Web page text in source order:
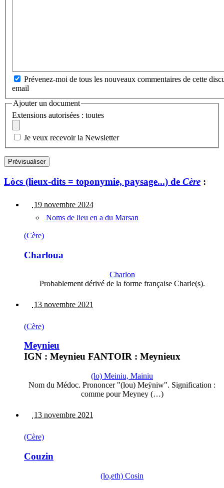
Prévenez-moi de tous les nouveaux commentaires de cette
email
Ajouter un document
Extensions autorisées : toutes
Je veux recevoir la Newsletter
Lòcs (lieux-dits = toponymie, paysage...) de Cère :
19 novembre 2024
Noms de lieu en a du Marsan
(Cère)
Charloua
Charlon
Probablement dérivé de la forme française Charle(s).
13 novembre 2021
(Cère)
Meynieu
IGN : Meynieu FANTOIR : Meynieux
(lo) Meiniu, Mainiu
Nom du Médoc. Prononcer "(lou) Meÿniw". Signification :
comme pour Meyney (…)
13 novembre 2021
(Cère)
Couzin
(lo,eth) Cosin